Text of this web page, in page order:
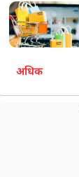
अधिक